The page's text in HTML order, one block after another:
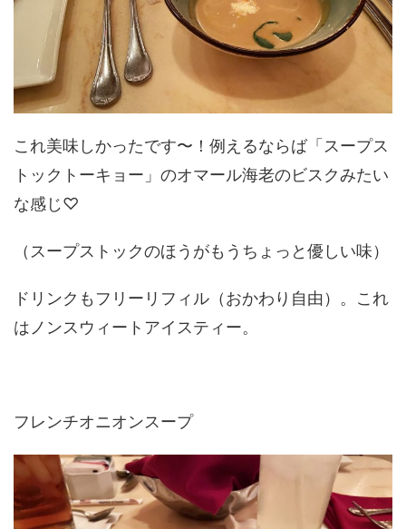
これ美味しかったです〜！例えるならば「スープス
トックトーキョー」のオマール海老のビスクみたい
な感じ♡
（スープストックのほうがもうちょっと優しい味）
ドリンクもフリーリフィル（おかわり自由）。これ
はノンスウィートアイスティー。
フレンチオニオンスープ